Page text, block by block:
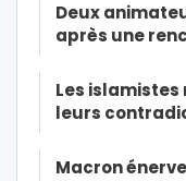
Deux
après une
Les
leurs
Macron